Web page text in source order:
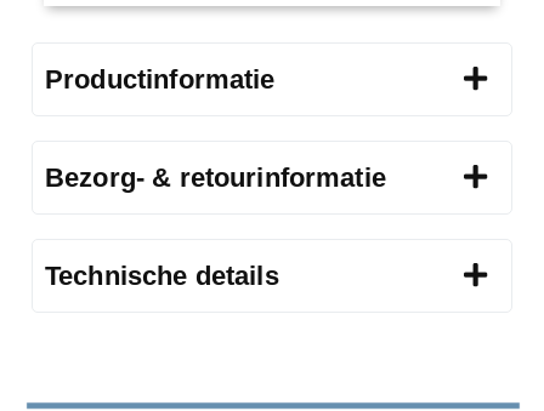
Productinformatie
Bezorg- & retourinformatie
Technische details